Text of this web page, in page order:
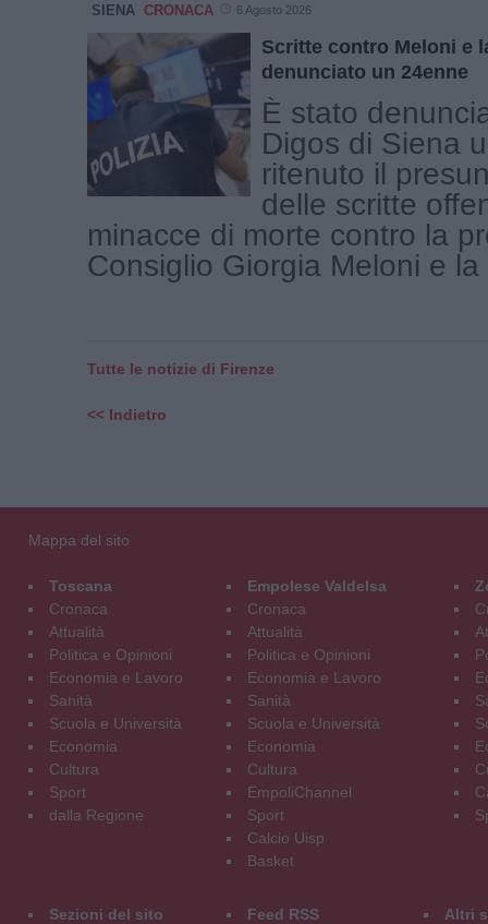
SIENA CRONACA 6 Agosto 2026
Scritte contro Meloni e
denunciato un 24enne
È stato
Digos di Siena
ritenuto il
delle scritte
minacce di morte contro la
Consiglio Giorgia Meloni e la
Tutte le notizie di Firenze
<< Indietro
Mappa del sito
Toscana
Cronaca
Attualità
Politica e Opinioni
Economia e Lavoro
Sanità
Scuola e Università
Economia
Cultura
Sport
dalla Regione
Empolese Valdelsa
Cronaca
Attualità
Politica e Opinioni
Economia e Lavoro
Sanità
Scuola e Università
Economia
Cultura
EmpoliChannel
Sport
Calcio Uisp
Basket
Sezioni del sito
Feed RSS
Altri